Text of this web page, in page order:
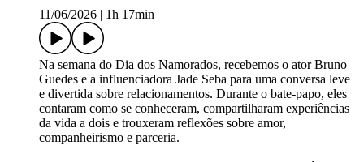
11/06/2026
1h 17min
Na semana do Dia dos Namorados, recebemos o ator Bruno
Guedes e a influenciadora Jade Seba para uma conversa leve
e divertida sobre relacionamentos. Durante o bate-papo, eles
contaram como se conheceram, compartilharam experiências
da vida a dois e trouxeram reflexões sobre amor,
companheirismo e parceria.